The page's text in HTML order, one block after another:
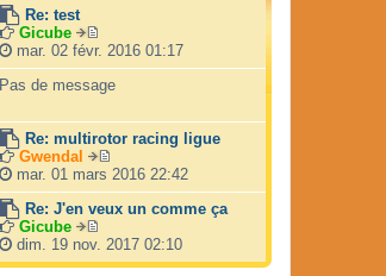
Re: test
Gicube
V
o
i
l
e
d
e
r
n
r
mar. 02 févr. 2016 01:17
Pas de message
Re: multirotor racing ligue
Gwendal
V
o
i
l
e
mar. 01 mars 2016 22:42
Re: J'en veux un comme ça
Gicube
V
o
dim. 19 nov. 2017 02:10